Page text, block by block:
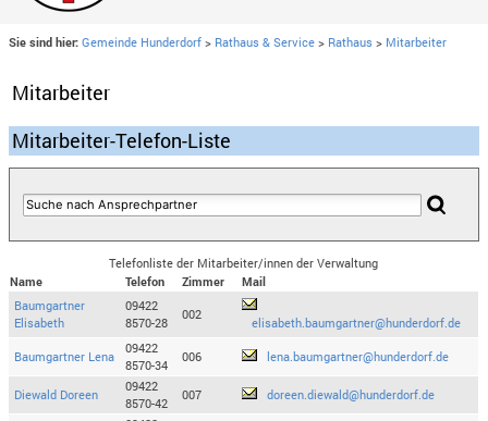
Sie sind hier: Gemeinde Hunderdorf > Rathaus & Service > Rathaus > Mitarbeiter
Mitarbeiter
Mitarbeiter-Telefon-Liste
Telefonliste der Mitarbeiter/innen der Verwaltung
Name
Telefon Zimmer
Mail
Baumgartner
Elisabeth
09422
8570-28
002
elisabeth.baumgartner@hunderdorf.de
Baumgartner Lena
09422
8570-34
006 lena.baumgartner@hunderdorf.de
Diewald Doreen
09422
8570-42
007 doreen.diewald@hunderdorf.de